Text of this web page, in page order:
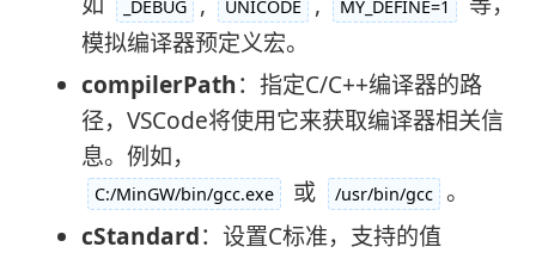
_DEBUG UNICODE MY_DEFINE=1
模拟编译器预定义宏。
compilerPath：指定C/C++编译器的路
径，VSCode将使用它来获取编译器相关信
息。例如，
C:/MinGW/bin/gcc.exe 或 /usr/bin/gcc
。
cStandard：设置C标准，支持的值